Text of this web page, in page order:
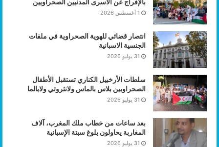
الإعلام المدني في المهجر كأداة دبلوماسية
القسم السادس:الإعلام، الثقافة، والتعليم (معركة الوعي
والهوية)
الإعلام الوطني المركزي ومعركة الوعي والسردية
الإطار القانوني والمهنية الإعلامية
الإعلام الدولي ومواجهة الدعاية المعادية
بالإفراج عن الأسرى المدنيين الصحراويين
1 أغسطس 2026
انتصار قضائي للهوية الصحراوية في ملفات
الجنسية الاسبانية
31 يوليو 2026
سلطات الأرخبيل الكناري تستقبل الأطفال
الصحراويين بلاس بالماس ولانثروتي ولابالما
31 يوليو 2026
بعد ساعات من خطاب ملك المغرب، آلاف
المغاربة يحاولون بلوغ سبتة الإسبانية
31 يوليو 2026